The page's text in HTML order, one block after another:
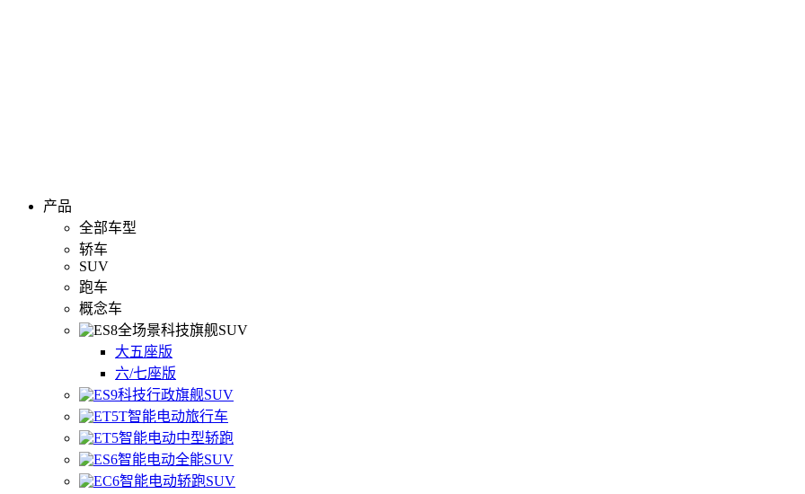
产品
全部车型
轿车
SUV
跑车
概念车
全场景科技旗舰SUV
大五座版
六/七座版
科技行政旗舰SUV
智能电动旅行车
智能电动中型轿跑
智能电动全能SUV
智能电动轿跑SUV